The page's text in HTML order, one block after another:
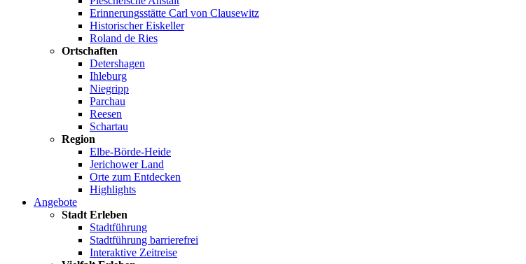
Erinnerungsstätte Carl von Clausewitz
Historischer Eiskeller
Roland de Ries
Ortschaften
Detershagen
Ihleburg
Niegripp
Parchau
Reesen
Schartau
Region
Elbe-Börde-Heide
Jerichower Land
Orte zum Entdecken
Highlights
Angebote
Stadt Erleben
Stadtführung
Stadtführung barrierefrei
Interaktive Zeitreise